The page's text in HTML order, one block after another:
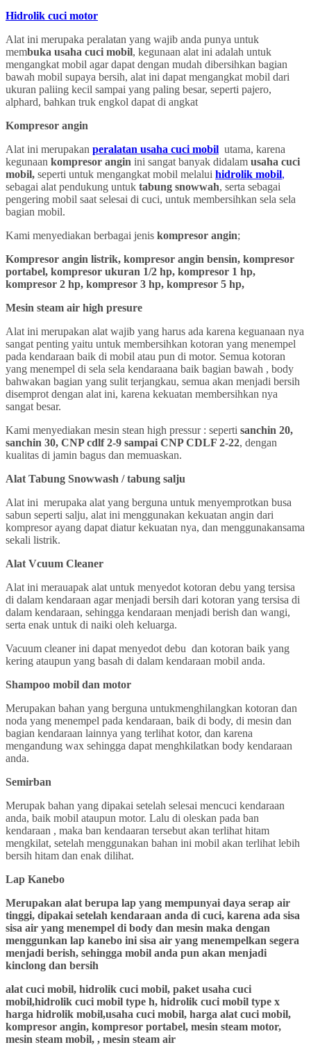
Hidrolik cuci motor
Alat ini merupaka peralatan yang wajib anda punya untuk
membuka usaha cuci mobil, kegunaan alat ini adalah untuk
mengangkat mobil agar dapat dengan mudah dibersihkan bagian
bawah mobil supaya bersih, alat ini dapat mengangkat mobil dari
ukuran paliing kecil sampai yang paling besar, seperti pajero,
alphard, bahkan truk engkol dapat di angkat
Kompresor angin
Alat ini merupakan peralatan usaha cuci mobil utama, karena
kegunaan kompresor angin ini sangat banyak didalam usaha cuci
mobil, seperti untuk mengangkat mobil melalui hidrolik mobil,
sebagai alat pendukung untuk tabung snowwah, serta sebagai
pengering mobil saat selesai di cuci, untuk membersihkan sela sela
bagian mobil.
Kami menyediakan berbagai jenis kompresor angin;
Kompresor angin listrik, kompresor angin bensin, kompresor
portabel, kompresor ukuran 1/2 hp, kompresor 1 hp,
kompresor 2 hp, kompresor 3 hp, kompresor 5 hp,
Mesin steam air high presure
Alat ini merupakan alat wajib yang harus ada karena keguanaan nya
sangat penting yaitu untuk membersihkan kotoran yang menempel
pada kendaraan baik di mobil atau pun di motor. Semua kotoran
yang menempel di sela sela kendaraana baik bagian bawah , body
bahwakan bagian yang sulit terjangkau, semua akan menjadi bersih
disemprot dengan alat ini, karena kekuatan membersihkan nya
sangat besar.
Kami menyediakan mesin stean high pressur : seperti sanchin 20,
sanchin 30, CNP cdlf 2-9 sampai CNP CDLF 2-22, dengan
kualitas di jamin bagus dan memuaskan.
Alat Tabung Snowwash / tabung salju
Alat ini merupaka alat yang berguna untuk menyemprotkan busa
sabun seperti salju, alat ini menggunakan kekuatan angin dari
kompresor ayang dapat diatur kekuatan nya, dan menggunakansama
sekali listrik.
Alat Vcuum Cleaner
Alat ini merauapak alat untuk menyedot kotoran debu yang tersisa
di dalam kendaraan agar menjadi bersih dari kotoran yang tersisa di
dalam kendaraan, sehingga kendaraan menjadi berish dan wangi,
serta enak untuk di naiki oleh keluarga.
Vacuum cleaner ini dapat menyedot debu dan kotoran baik yang
kering ataupun yang basah di dalam kendaraan mobil anda.
Shampoo mobil dan motor
Merupakan bahan yang berguna untukmenghilangkan kotoran dan
noda yang menempel pada kendaraan, baik di body, di mesin dan
bagian kendaraan lainnya yang terlihat kotor, dan karena
mengandung wax sehingga dapat menghkilatkan body kendaraan
anda.
Semirban
Merupak bahan yang dipakai setelah selesai mencuci kendaraan
anda, baik mobil ataupun motor. Lalu di oleskan pada ban
kendaraan , maka ban kendaaran tersebut akan terlihat hitam
mengkilat, setelah menggunakan bahan ini mobil akan terlihat lebih
bersih hitam dan enak dilihat.
Lap Kanebo
Merupakan alat berupa lap yang mempunyai daya serap air
tinggi, dipakai setelah kendaraan anda di cuci, karena ada sisa
sisa air yang menempel di body dan mesin maka dengan
menggunkan lap kanebo ini sisa air yang menempelkan segera
menjadi berish, sehingga mobil anda pun akan menjadi
kinclong dan bersih
alat cuci mobil, hidrolik cuci mobil, paket usaha cuci
mobil,hidrolik cuci mobil type h, hidrolik cuci mobil type x
harga hidrolik mobil,usaha cuci mobil, harga alat cuci mobil,
kompresor angin, kompresor portabel, mesin steam motor,
mesin steam mobil, , mesin steam air